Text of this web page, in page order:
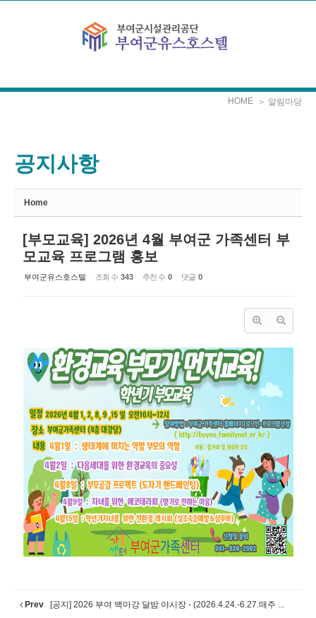
HOME ＞ 알림마당
공지사항
Home
[부모교육] 2026년 4월 부여군 가족센터 부
모교육 프로그램 홍보
부여군유스호스텔 조회 수 343 추천 수 0 댓글 0
Prev [공지] 2026 부여 백마강 달밤 야시장 - (2026.4.24.-6.27.매주 ...